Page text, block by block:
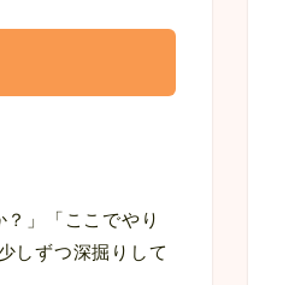
」「ここでやり
しずつ深掘りして